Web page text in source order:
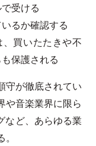
受ける
るか確認する
、買いたたきや不
保護される
守が徹底されてい
や音楽業界に限ら
など、あらゆる業